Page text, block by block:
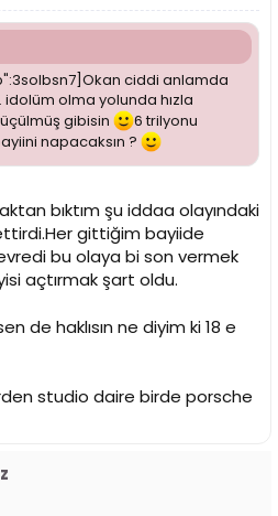
ciddi anlamda
idolüm olma yolunda hızla
gibisin
6 trilyonu
napacaksın ?
bıktım şu iddaa olayındaki
ettirdi.Her gittiğim bayiide
bu olaya bi son vermek
açtırmak şart oldu.
de haklısın ne diyim ki 18 e
studio daire birde porsche